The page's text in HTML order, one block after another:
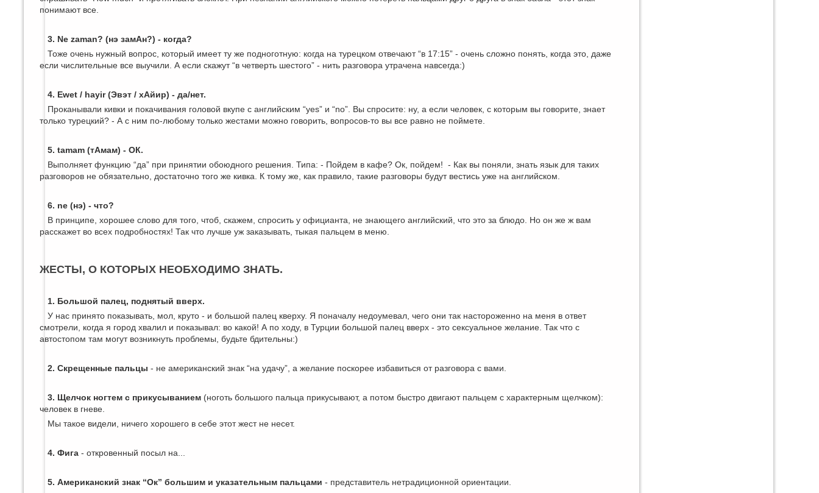
понимают все.
3. Ne zaman? (нэ замАн?) - когда?
Тоже очень нужный вопрос, который имеет ту же подноготную: когда на турецком отвечают “в 17:15” - очень сложно понять, когда это, даже
если числительные все выучили. А если скажут “в четверть шестого” - нить разговора утрачена навсегда:)
4. Ewet / hayir (Эвэт / хАйир) - да/нет.
Проканывали кивки и покачивания головой вкупе с английским “yes” и “no”. Вы спросите: ну, а если человек, с которым вы говорите, знает
только турецкий? - А с ним по-любому только жестами можно говорить, вопросов-то вы все равно не поймете.
5. tamam (тАмам) - ОК.
Выполняет функцию “да” при принятии обоюдного решения. Типа: - Пойдем в кафе? Ок, пойдем! - Как вы поняли, знать язык для таких
разговоров не обязательно, достаточно того же кивка. К тому же, как правило, такие разговоры будут вестись уже на английском.
6. ne (нэ) - что?
В принципе, хорошее слово для того, чтоб, скажем, спросить у официанта, не знающего английский, что это за блюдо. Но он же ж вам
расскажет во всех подробностях! Так что лучше уж заказывать, тыкая пальцем в меню.
ЖЕСТЫ, О КОТОРЫХ НЕОБХОДИМО ЗНАТЬ.
1. Большой палец, поднятый вверх.
У нас принято показывать, мол, круто - и большой палец кверху. Я поначалу недоумевал, чего они так настороженно на меня в ответ
смотрели, когда я город хвалил и показывал: во какой! А по ходу, в Турции большой палец вверх - это сексуальное желание. Так что с
автостопом там могут возникнуть проблемы, будьте бдительны:)
2. Скрещенные пальцы - не американский знак “на удачу”, а желание поскорее избавиться от разговора с вами.
3. Щелчок ногтем с прикусыванием (ноготь большого пальца прикусывают, а потом быстро двигают пальцем с характерным щелчком):
человек в гневе.
Мы такое видели, ничего хорошего в себе этот жест не несет.
4. Фига - откровенный посыл на...
5. Американский знак “Ок” большим и указательным пальцами - представитель нетрадиционной ориентации.